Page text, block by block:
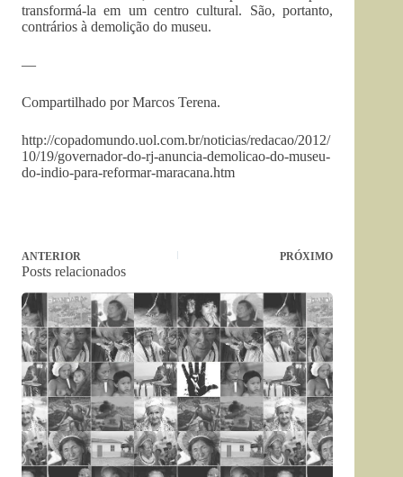
transformá-la em um centro cultural. São, portanto,
contrários à demolição do museu.
—
Compartilhado por Marcos Terena.
http://copadomundo.uol.com.br/noticias/redacao/2012/
10/19/governador-do-rj-anuncia-demolicao-do-museu-
do-indio-para-reformar-maracana.htm
ANTERIOR PRÓXIMO
Posts relacionados